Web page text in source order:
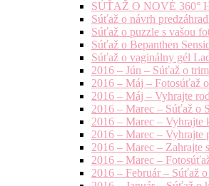
SÚŤAŽ O NOVÉ 360°
Súťaž o návrh
Súťaž o puzzle s vašou
Súťaž o Bepanthen
Súťaž o vaginálny gél
2016 – Jún – Súťaž o
2016 – Máj – Fotosúťaž
2016 – Máj – Vyhrajte
2016 – Marec – Súťaž o
2016 – Marec – Vyhrajte
2016 – Marec –
2016 – Marec – Zahrajte
2016 – Marec –
2016 – Február – Súťaž